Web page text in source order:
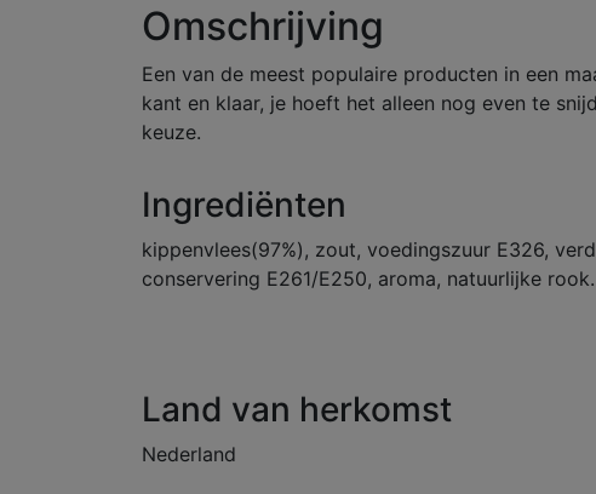
Omschrijving
Een van de meest populaire producten in een
kant en klaar, je hoeft het alleen nog even te
keuze.
Ingrediënten
kippenvlees(97%), zout, voedingszuur E326,
conservering E261/E250, aroma, natuurlijke rook.
Land van herkomst
Nederland